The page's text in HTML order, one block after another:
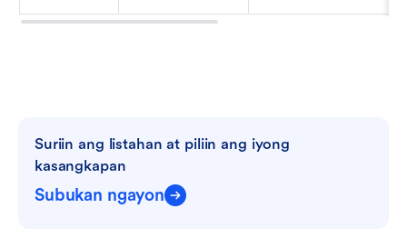
Suriin ang listahan at piliin ang iyong
kasangkapan
Subukan ngayon